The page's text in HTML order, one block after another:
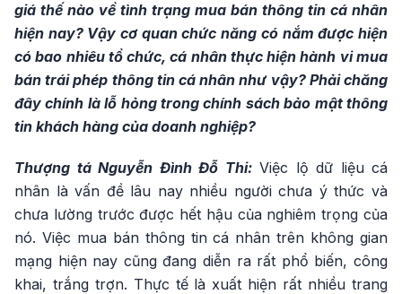
giá thế nào về tình trạng mua bán thông tin cá nhân
hiện nay? Vậy cơ quan chức năng có nắm được hiện
có bao nhiêu tổ chức, cá nhân thực hiện hành vi mua
bán trái phép thông tin cá nhân như vậy? Phải chăng
đây chính là lỗ hỏng trong chính sách bảo mật thông
tin khách hàng của doanh nghiệp?
Thượng tá Nguyễn Đình Đỗ Thi:Việc lộ dữ liệu cá
nhân là vấn đề lâu nay nhiều người chưa ý thức và
chưa lường trước được hết hậu của nghiêm trọng của
nó. Việc mua bán thông tin cá nhân trên không gian
mạng hiện nay cũng đang diễn ra rất phổ biến, công
khai, trắng trợn. Thực tế là xuất hiện rất nhiều trang